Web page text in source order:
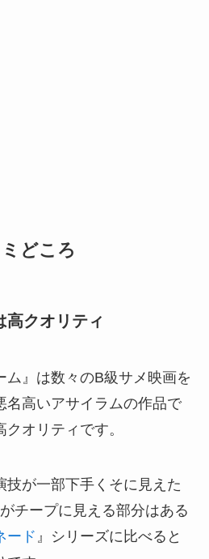
どころ
高クオリティ
ム』は数々のB級サメ映画を
名高いアサイラムの作品で
オリティです。
技が一部下手くそに見えた
チープに見える部分はある
ード 』シリーズに比べると